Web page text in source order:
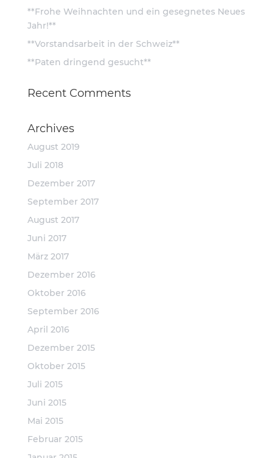
**Frohe Weihnachten und ein gesegnetes Neues
Jahr!**
**Vorstandsarbeit in der Schweiz**
**Paten dringend gesucht**
Recent Comments
Archives
August 2019
Juli 2018
Dezember 2017
September 2017
August 2017
Juni 2017
März 2017
Dezember 2016
Oktober 2016
September 2016
April 2016
Dezember 2015
Oktober 2015
Juli 2015
Juni 2015
Mai 2015
Februar 2015